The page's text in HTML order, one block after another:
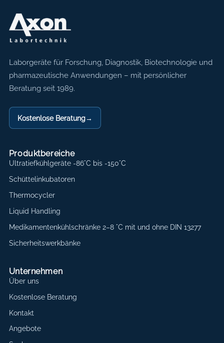
Axon Labortechnik
Laborgeräte für Forschung, Diagnostik, Biotechnologie und
pharmazeutische Anwendungen – mit persönlicher
Beratung seit 1989.
Kostenlose Beratung→
Produktbereiche
Ultratiefkühlgeräte -86°C bis -150°C
Schüttelinkubatoren
Thermocycler
Liquid Handling
Medikamentenkühlschränke 2–8 °C mit und ohne DIN 13277
Sicherheitswerkbänke
Unternehmen
Über uns
Kostenlose Beratung
Kontakt
Angebote